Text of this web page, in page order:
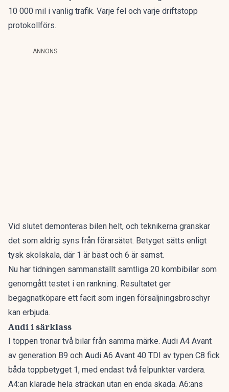
10 000 mil i vanlig trafik. Varje fel och varje driftstopp
protokollförs.
ANNONS
Vid slutet demonteras bilen helt, och teknikerna granskar
det som aldrig syns från förarsätet. Betyget sätts enligt
tysk skolskala, där 1 är bäst och 6 är sämst.
Nu har tidningen sammanställt samtliga 20 kombibilar som
genomgått testet i en rankning. Resultatet ger
begagnatköpare ett facit som ingen försäljningsbroschyr
kan erbjuda.
Audi i särklass
I toppen tronar två bilar från samma märke. Audi A4 Avant
av generation B9 och Audi A6 Avant 40 TDI av typen C8 fick
båda toppbetyget 1, med endast två felpunkter vardera.
A4:an klarade hela sträckan utan en enda skada. A6:ans